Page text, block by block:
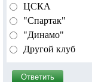
ЦСКА
"Спартак"
"Динамо"
Другой клуб